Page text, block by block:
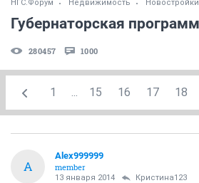
НГС.Форум Недвижимость Новостройки
280457 1000
1 ... 15 16 17 18
A
Alex999999
member
13 января 2014 Кристина123